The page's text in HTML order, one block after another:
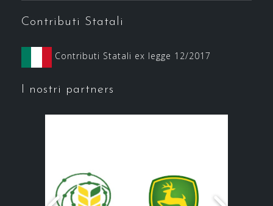
Contributi Statali
Contributi Statali ex legge 12/2017
I nostri partners